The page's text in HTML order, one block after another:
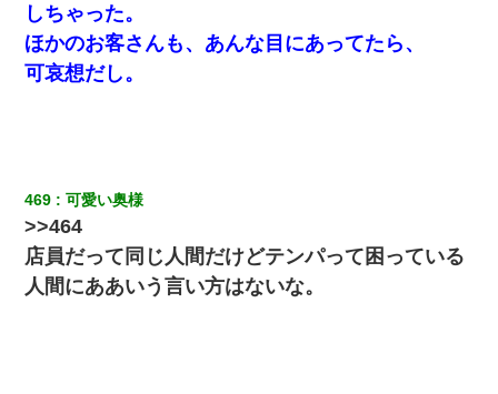
【身体で払わせて】女友達「ごめん、何も言わずにお金貸してく
ださい……」俺「いいよ！いくら？」女友達「10万円ぐら
い……」俺「ほい！10万！」→
けた
私が遺産を相続。→それを知った義両親が「旅行代金を出せ！」
「リフォーム費用を負担しろ！」「金の管理は私達がする！」と
浅ましくも集りにきた。
しちゃった。
ほかのお客さんも、あんな目にあってたら、
可哀想だし。
469 可愛い奥様
>>464
店員だって同じ人間だけどテンパって困っている
人間にああいう言い方はないな。